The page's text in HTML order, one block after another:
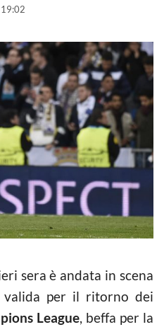
sera è andata in scena
valida per il ritorno dei
League, beffa per la